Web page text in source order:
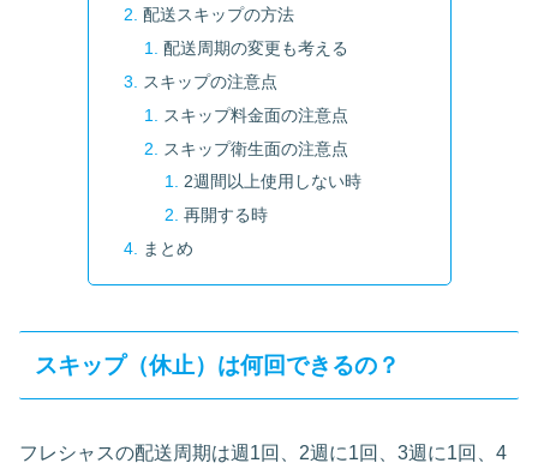
配送スキップの方法
配送周期の変更も考える
スキップの注意点
スキップ料金面の注意点
スキップ衛生面の注意点
2週間以上使用しない時
再開する時
まとめ
スキップ（休止）は何回できるの？
フレシャスの配送周期は週1回、2週に1回、3週に1回、4